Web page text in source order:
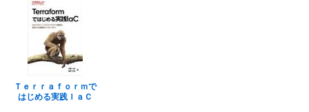
Ｔｅｒｒａｆｏｒｍで
はじめる実践ＩａＣ